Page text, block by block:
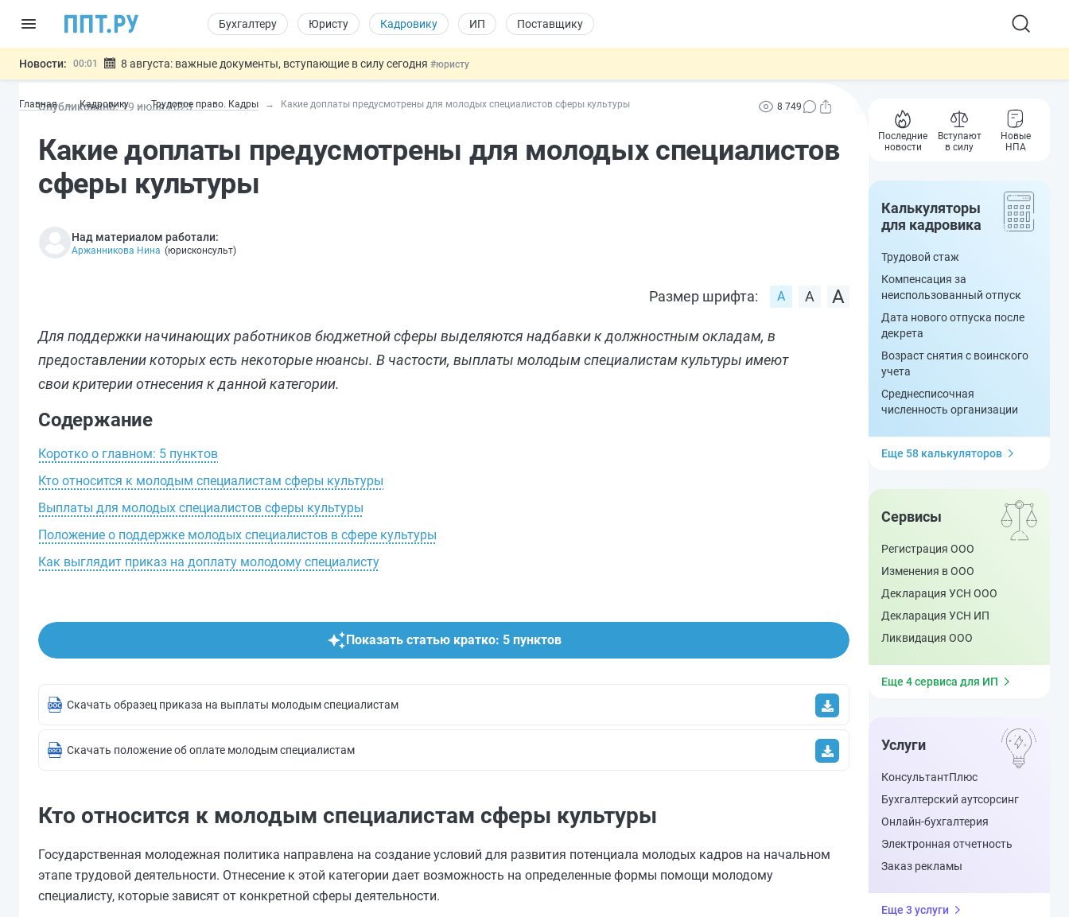
Бухгалтеру Юристу Кадровику ИП Поставщику
Новости: 00:01 8 августа: важные документы, вступающие в силу сегодня #юристу
07.08 Дистанционную работу беременных пропишут в ТК РФ#кадровику
07.08
Важно Разработают единые критерии трудовых и ГПХ-отношений#кадровику
Главная Кадровику Трудовое право. Кадры Какие доплаты предусмотрены для молодых специалистов сферы культуры
Опубликовано: 19 июля2023 8 749
Какие доплаты предусмотрены для молодых специалистов
сферы культуры
Над материалом работали:
Аржанникова Нина (юрисконсульт)
Размер шрифта:
Для поддержки начинающих работников бюджетной сферы выделяются надбавки к должностным окладам, в
предоставлении которых есть некоторые нюансы. В частости, выплаты молодым специалистам культуры имеют
свои критерии отнесения к данной категории.
Содержание
Коротко о главном: 5 пунктов
Кто относится к молодым специалистам сферы культуры
Выплаты для молодых специалистов сферы культуры
Положение о поддержке молодых специалистов в сфере культуры
Как выглядит приказ на доплату молодому специалисту
Показать статью кратко: 5 пунктов
Скачать образец приказа на выплаты молодым специалистам
Скачать положение об оплате молодым специалистам
Кто относится к молодым специалистам сферы культуры
Государственная молодежная политика направлена на создание условий для развития потенциала молодых кадров на начальном
этапе трудовой деятельности. Отнесение к этой категории дает возможность на определенные формы помощи молодому
специалисту, которые зависят от конкретной сферы деятельности.
Последние
новости
Вступают
в силу
Новые
НПА
Калькуляторы
для кадровика
Трудовой стаж
Компенсация за
неиспользованный отпуск
Дата нового отпуска после
декрета
Возраст снятия с воинского
учета
Среднесписочная
численность организации
Еще 58 калькуляторов
Сервисы
Регистрация ООО
Изменения в ООО
Декларация УСН ООО
Декларация УСН ИП
Ликвидация ООО
Еще 4 сервиса для ИП
Услуги
КонсультантПлюс
Бухгалтерский аутсорсинг
Онлайн-бухгалтерия
Электронная отчетность
Заказ рекламы
Еще 3 услуги